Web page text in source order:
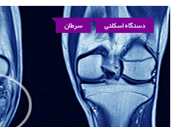
دستگاه اسکلتی سرطان